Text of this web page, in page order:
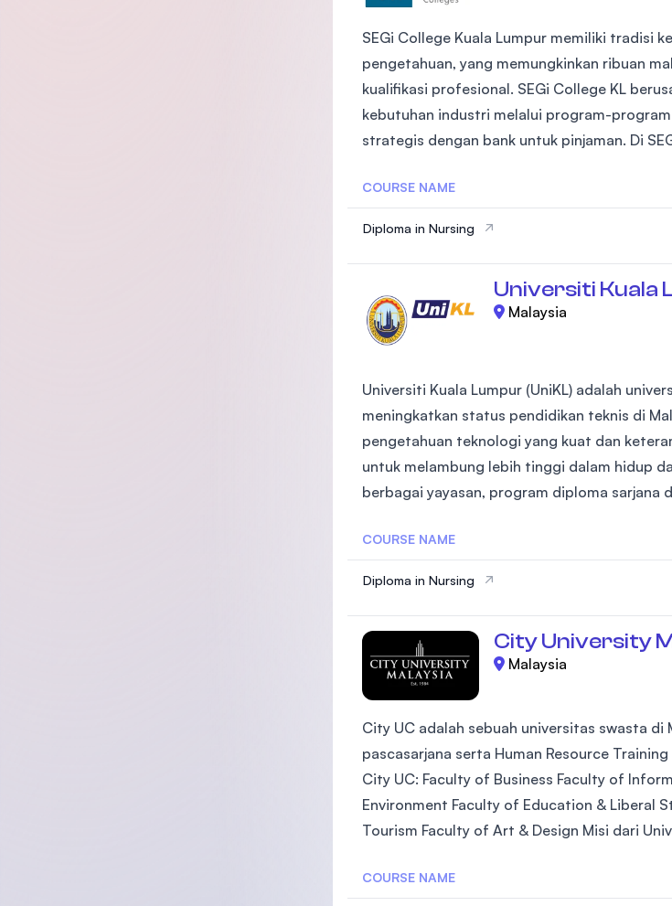
SEGi College Kuala Lumpur memiliki tradisi
pengetahuan, yang memungkinkan ribuan
kualifikasi profesional. SEGi College KL
kebutuhan industri melalui program-
strategis dengan bank untuk pinjaman. Di
COURSE NAME
Diploma in Nursing
Universiti Kuala
Malaysia
Universiti Kuala Lumpur (UniKL) adalah
meningkatkan status pendidikan teknis di
pengetahuan teknologi yang kuat dan
untuk melambung lebih tinggi dalam hidup
berbagai yayasan, program diploma sarjana
COURSE NAME
Diploma in Nursing
City University
Malaysia
City UC adalah sebuah universitas swasta
pascasarjana serta Human Resource
City UC: Faculty of Business Faculty of
Environment Faculty of Education & Liberal
Tourism Faculty of Art & Design Misi dari
COURSE NAME